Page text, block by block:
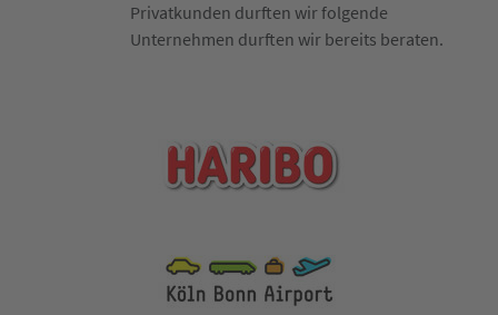
Privatkunden durften wir folgende
Unternehmen durften wir bereits beraten.